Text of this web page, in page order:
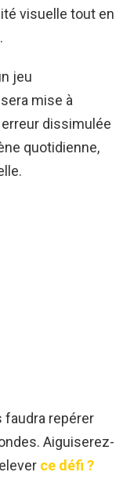
visuelle tout en
jeu
mise à
erreur dissimulée
quotidienne,
faudra repérer
Aiguiserez-
ce défi ?